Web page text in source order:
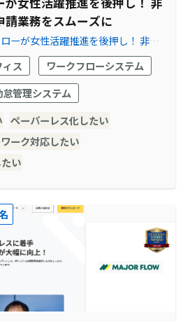
請業務をスムーズに
ーが女性活躍推進を後押し！ 非イン
ムーズに
ス
ワークフローシステム
怠管理システム
ペーパーレス化したい
ーク対応したい
い